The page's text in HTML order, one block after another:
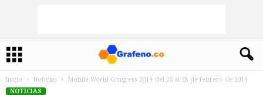
Inicio Noticias
Mobile World Congress 2019 del 25 al 28 de febrero de 2019
NOTICIAS